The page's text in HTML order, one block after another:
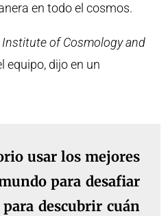
en todo el cosmos.
Institute of Cosmology and
equipo, dijo en un
usar los mejores
para desafiar
descubrir cuán